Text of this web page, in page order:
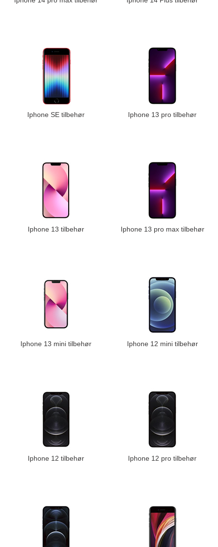
Iphone SE tilbehør Iphone 13 pro tilbehør
Iphone 13 tilbehør Iphone 13 pro max tilbehør
Iphone 13 mini tilbehør Iphone 12 mini tilbehør
Iphone 12 tilbehør Iphone 12 pro tilbehør